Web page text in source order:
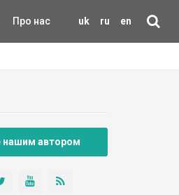
uk ru en
Про нас
нашим автором